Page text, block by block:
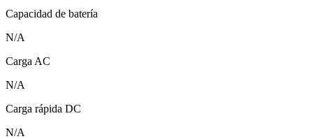
Capacidad de batería
N/A
Carga AC
N/A
Carga rápida DC
N/A